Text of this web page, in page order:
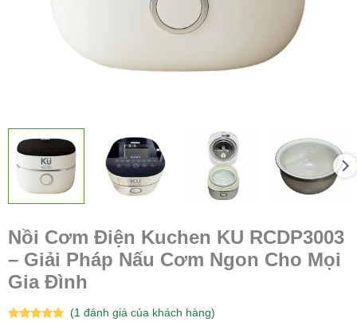
Nồi Cơm Điện Kuchen KU RCDP3003
– Giải Pháp Nấu Cơm Ngon Cho Mọi
Gia Đình
(1đánh giá của khách hàng)